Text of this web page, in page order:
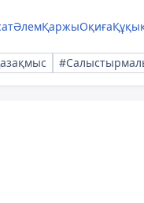
ӘлемҚаржыОқиға